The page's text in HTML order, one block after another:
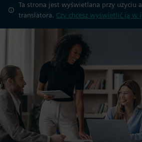
Ta strona jest wyświetlana przy użyciu
translatora. Czy chcesz wyświetlić ją w